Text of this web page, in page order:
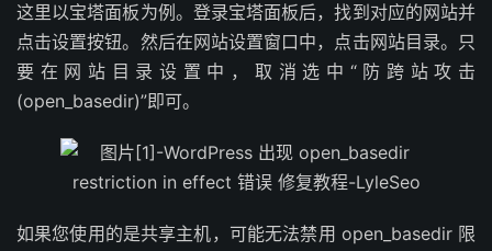
这里以宝塔面板为例。登录宝塔面板后，找到对应的网站并
点击设置按钮。然后在网站设置窗口中，点击网站目录。只
要在网站目录设置中，取消选中“防跨站攻击
(open_basedir)”即可。
如果您使用的是共享主机，可能无法禁用 open_basedir 限